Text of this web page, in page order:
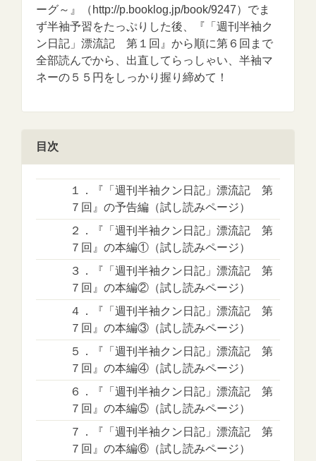
ーグ～』（http://p.booklog.jp/book/9247）でま
ず半袖予習をたっぷりした後、『「週刊半袖ク
ン日記」漂流記 第１回』から順に第６回まで
全部読んでから、出直してらっしゃい、半袖マ
ネーの５５円をしっかり握り締めて！
目次
１．『「週刊半袖クン日記」漂流記 第
７回』の予告編（試し読みページ）
２．『「週刊半袖クン日記」漂流記 第
７回』の本編①（試し読みページ）
３．『「週刊半袖クン日記」漂流記 第
７回』の本編②（試し読みページ）
４．『「週刊半袖クン日記」漂流記 第
７回』の本編③（試し読みページ）
５．『「週刊半袖クン日記」漂流記 第
７回』の本編④（試し読みページ）
６．『「週刊半袖クン日記」漂流記 第
７回』の本編⑤（試し読みページ）
７．『「週刊半袖クン日記」漂流記 第
７回』の本編⑥（試し読みページ）